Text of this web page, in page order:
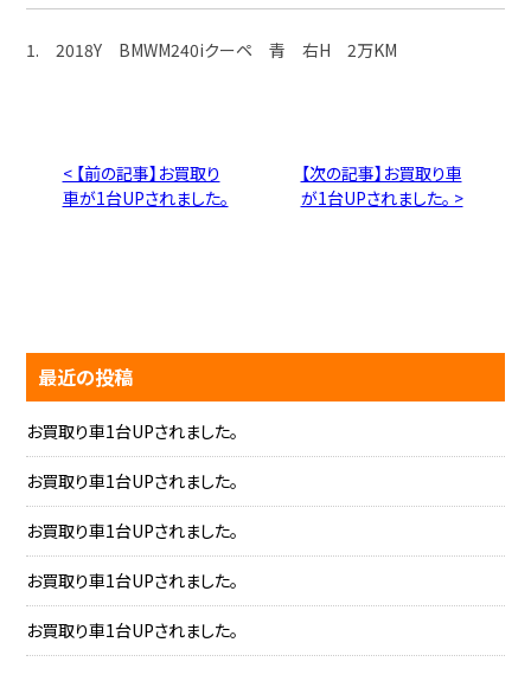
1. 2018Y BMWM240iクーペ 青 右H 2万KM
< 【前の記事】お買取り
車が1台UPされました。
【次の記事】お買取り車
が1台UPされました。 >
最近の投稿
お買取り車1台UPされました。
お買取り車1台UPされました。
お買取り車1台UPされました。
お買取り車1台UPされました。
お買取り車1台UPされました。